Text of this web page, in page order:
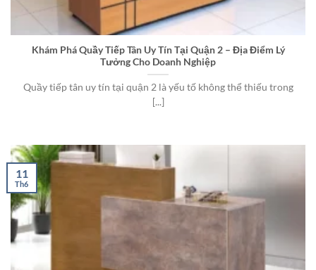
Khám Phá Quầy Tiếp Tân Uy Tín Tại Quận 2 – Địa Điểm Lý
Tưởng Cho Doanh Nghiệp
Quầy tiếp tân uy tín tại quận 2 là yếu tố không thể thiếu trong
[...]
11
Th6